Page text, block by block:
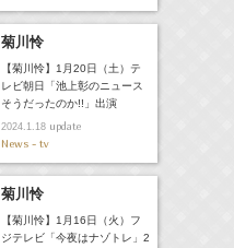
菊川怜
【菊川怜】1月20日（土）テ
レビ朝日「池上彰のニュース
そうだったのか!!」出演
2024.1.18update
News - tv
菊川怜
【菊川怜】1月16日（火）フ
ジテレビ「今夜はナゾトレ」2